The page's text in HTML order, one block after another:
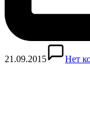
21.09.2015 Нет